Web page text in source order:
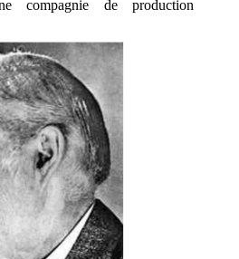
compagnie de production